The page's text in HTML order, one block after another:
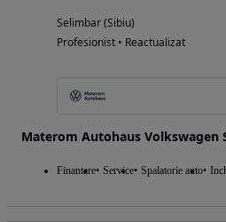
Selimbar (Sibiu)
Profesionist • Reactualizat
Materom Autohaus Volkswagen
Finantare Service Spalatorie auto